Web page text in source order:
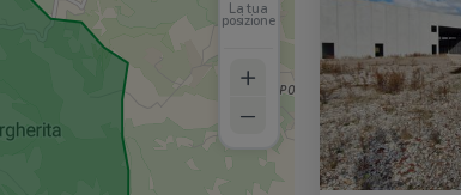
La tua
posizione
+
–